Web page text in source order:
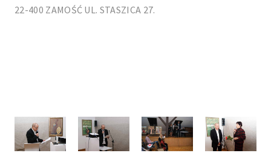
22-400 ZAMOŚĆ UL. STASZICA 27.